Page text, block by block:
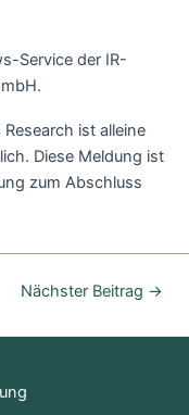
Service der IR-
ist alleine
Diese Meldung ist
zum Abschluss
Nächster Beitrag →